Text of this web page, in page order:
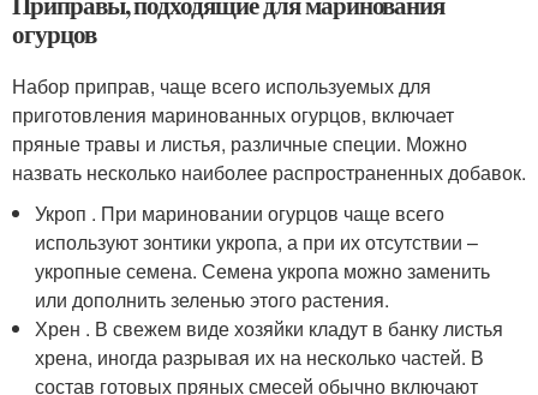
огурцов
Набор приправ, чаще всего используемых для
приготовления маринованных огурцов, включает
пряные травы и листья, различные специи. Можно
назвать несколько наиболее распространенных добавок.
Укроп . При мариновании огурцов чаще всего
используют зонтики укропа, а при их отсутствии –
укропные семена. Семена укропа можно заменить
или дополнить зеленью этого растения.
Хрен . В свежем виде хозяйки кладут в банку листья
хрена, иногда разрывая их на несколько частей. В
состав готовых пряных смесей обычно включают